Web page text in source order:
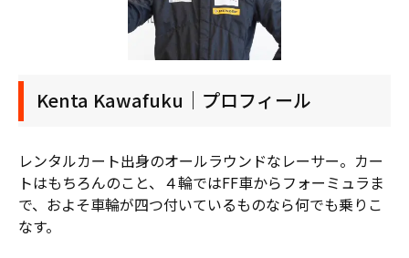
Kenta Kawafuku ｜プロフィール
レンタルカート出身のオールラウンドなレーサー。カー
トはもちろんのこと、４輪ではFF車からフォーミュラま
で、およそ車輪が四つ付いているものなら何でも乗りこ
なす。